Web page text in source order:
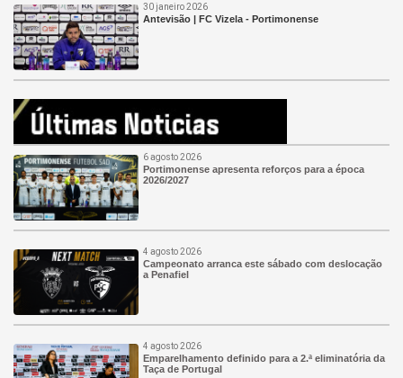
30 janeiro 2026
Antevisão | FC Vizela - Portimonense
6 agosto 2026
Portimonense apresenta reforços para a época
2026/2027
4 agosto 2026
Campeonato arranca este sábado com deslocação
a Penafiel
4 agosto 2026
Emparelhamento definido para a 2.ª eliminatória da
Taça de Portugal